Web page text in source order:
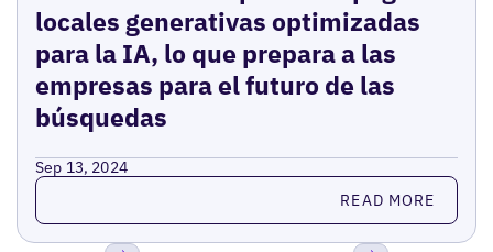
locales generativas optimizadas
para la IA, lo que prepara a las
empresas para el futuro de las
búsquedas
Sep 13, 2024
Read more READ MORE